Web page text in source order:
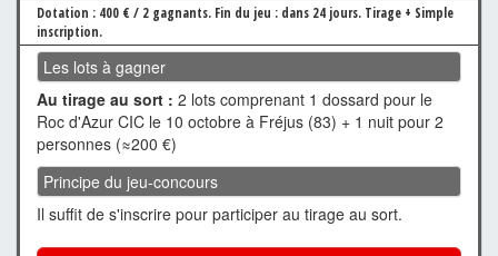
Dotation : 400 € / 2 gagnants. Fin du jeu : dans 24 jours. Tirage + Simple
inscription.
Les lots à gagner
Au tirage au sort : 2 lots comprenant 1 dossard pour le
Roc d'Azur CIC le 10 octobre à Fréjus (83) + 1 nuit pour 2
personnes (≈200 €)
Principe du jeu-concours
Il suffit de s'inscrire pour participer au tirage au sort.